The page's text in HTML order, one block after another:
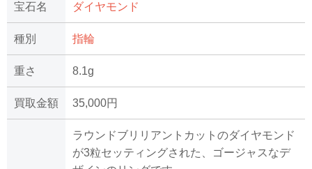
宝石名 ダイヤモンド
種別 指輪
重さ 8.1g
買取金額 35,000円
ラウンドブリリアントカットのダイヤモンド
が3粒セッティングされた、ゴージャスなデ